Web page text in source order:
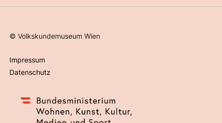
©Volkskundemuseum Wien
Impressum
Datenschutz